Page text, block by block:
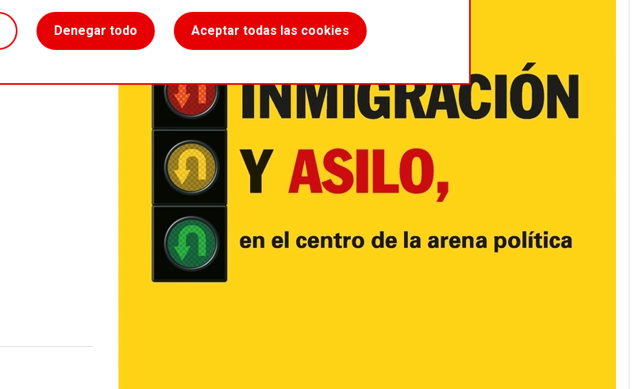
Denegar todo Aceptar todas las cookies